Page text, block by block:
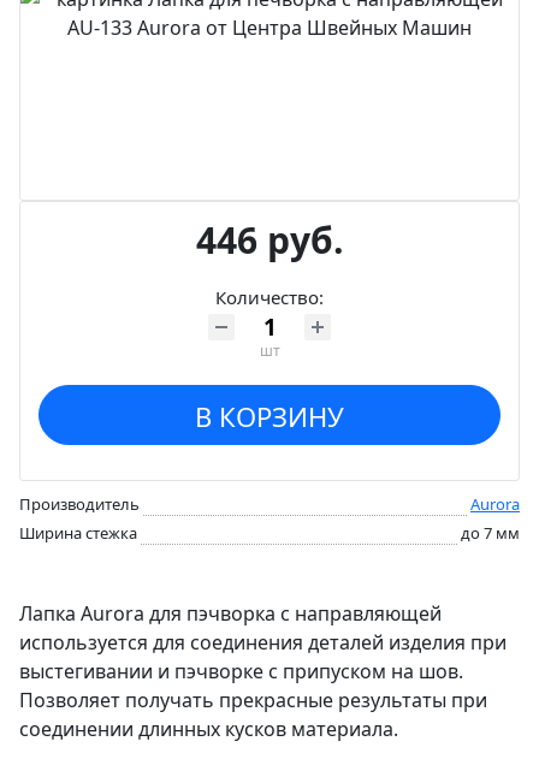
446 руб.
Количество:
шт
В КОРЗИНУ
Производитель
Aurora
Ширина стежка
до 7 мм
Лапка Aurora для пэчворка с направляющей
используется для соединения деталей изделия при
выстегивании и пэчворке с припуском на шов.
Позволяет получать прекрасные результаты при
соединении длинных кусков материала.